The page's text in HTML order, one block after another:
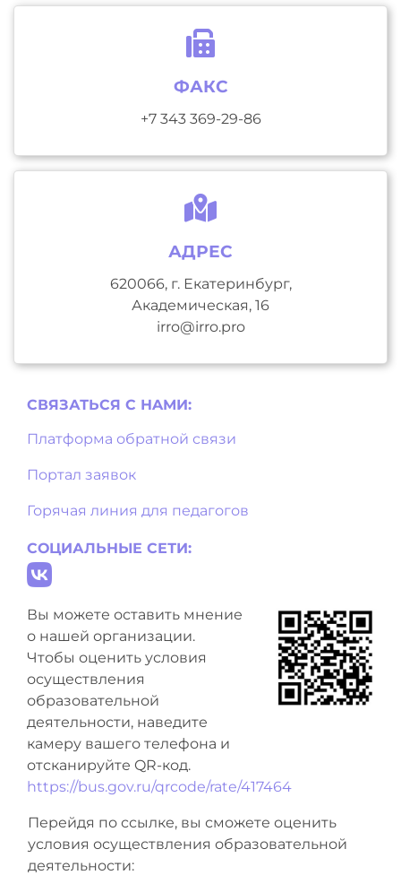
ФАКС
+7 343 369-29-86
АДРЕС
620066, г. Екатеринбург,
Академическая, 16
irro@irro.pro
СВЯЗАТЬСЯ С НAМИ:
Платформа обратной связи
Портал заявок
Горячая линия для педагогов
СОЦИАЛЬНЫЕ СЕТИ:
Вы можете оставить мнение
о нашей организации.
Чтобы оценить условия
осуществления
образовательной
деятельности, наведите
камеру вашего телефона и
отсканируйте QR-код.
https://bus.gov.ru/qrcode/rate/417464
Перейдя по ссылке, вы сможете оценить
условия осуществления образовательной
деятельности: